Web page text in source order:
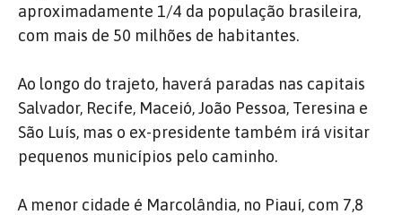
aproximadamente 1/4 da população brasileira,
com mais de 50 milhões de habitantes.
Ao longo do trajeto, haverá paradas nas capitais
Salvador, Recife, Maceió, João Pessoa, Teresina e
São Luís, mas o ex-presidente também irá visitar
pequenos municípios pelo caminho.
A menor cidade é Marcolândia, no Piauí, com 7,8